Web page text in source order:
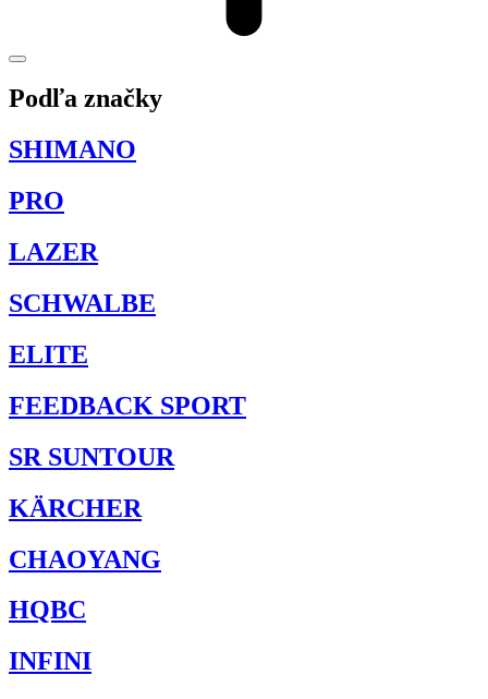
Podľa značky
SHIMANO
PRO
LAZER
SCHWALBE
ELITE
FEEDBACK SPORT
SR SUNTOUR
KÄRCHER
CHAOYANG
HQBC
INFINI